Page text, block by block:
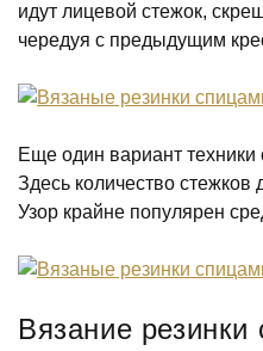
идут лицевой стежок,
чередуя с предыдущим
Еще один вариант
Здесь количество стежков
Узор крайне популярен
Вязание